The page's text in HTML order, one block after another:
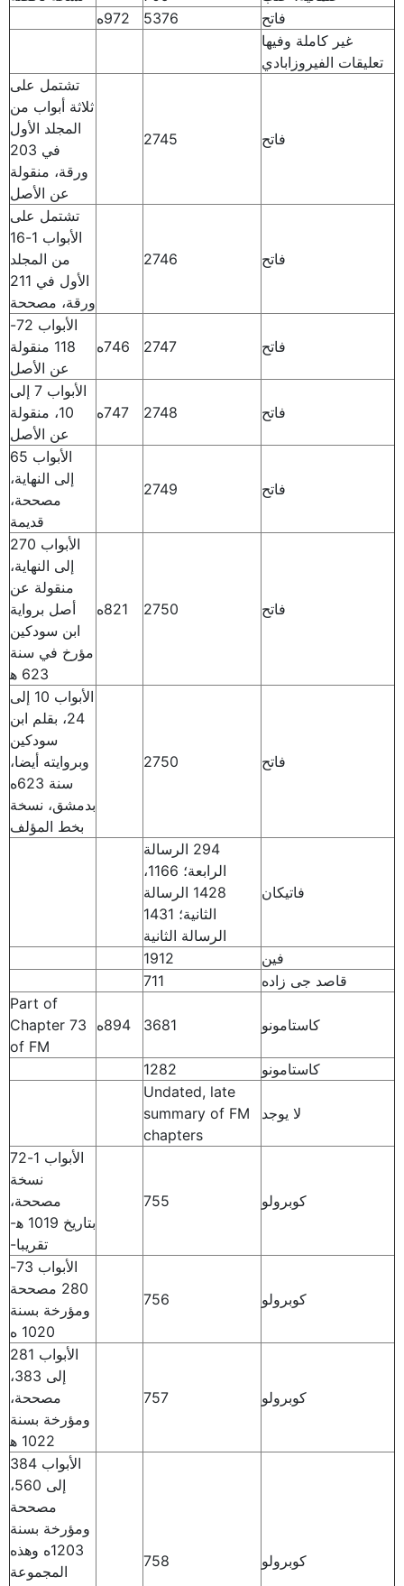
فاتح
5376
972ه
غير كاملة وفيها
تعليقات الفيروزابادي
فاتح 2745
تشتمل على
ثلاثة أبواب من
المجلد الأول
في 203
ورقة، منقولة
عن الأصل
فاتح 2746
تشتمل على
الأبواب 1-16
من المجلد
الأول في 211
ورقة، مصححة
فاتح 2747 746ه
الأبواب 72-
118 منقولة
عن الأصل
فاتح 2748 747ه
الأبواب 7 إلى
10، منقولة
عن الأصل
فاتح 2749
الأبواب 65
إلى النهاية،
مصححة،
قديمة
فاتح 2750 821ه
الأبواب 270
إلى النهاية،
منقولة عن
أصل برواية
ابن سودكين
مؤرخ في سنة
623 ه‍
فاتح 2750
الأبواب 10 إلى
24، بقلم ابن
سودكين
وبروايته أيضا،
سنة 623ه
بدمشق، نسخة
بخط المؤلف
فاتيكان
294 الرسالة
الرابعة؛ 1166،
1428 الرسالة
الثانية؛ 1431
الرسالة الثانية
فين
1912
قاصد جى زاده
711
كاستامونو 3681 894ه
Part of
Chapter 73
of FM
كاستامونو
1282
لا يوجد
Undated, late
summary of FM
chapters
كوبرولو 755
الأبواب 1-72
نسخة
مصححة،
بتاريخ 1019 ه‍-
تقريبا-
كوبرولو 756
الأبواب 73-
280 مصححة
ومؤرخة بسنة
1020 ه
كوبرولو 757
الأبواب 281
إلى 383،
مصححة،
ومؤرخة بسنة
1022 ه‍
كوبرولو 758
الأبواب 384
إلى 560،
مصححة
ومؤرخة بسنة
1203ه وهذه
المجموعة